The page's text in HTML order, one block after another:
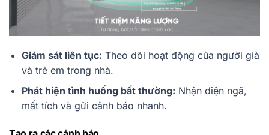
Giám sát liên tục: Theo dõi hoạt động của người già
và trẻ em trong nhà.
Phát hiện tình huống bất thường: Nhận diện ngã,
mất tích và gửi cảnh báo nhanh.